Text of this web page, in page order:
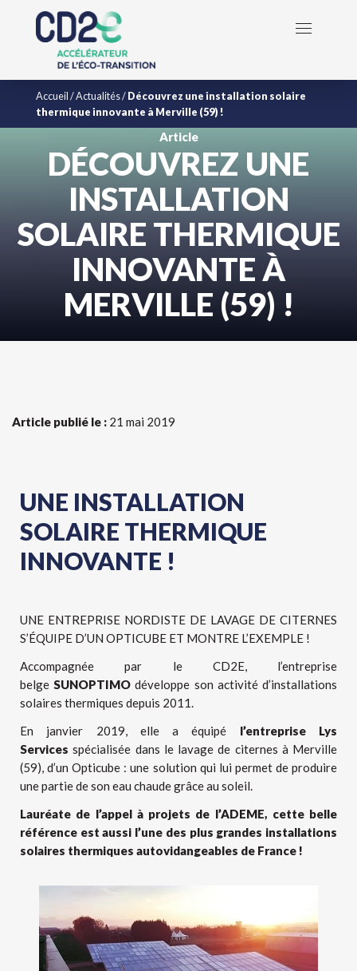
Accueil/Actualités/Découvrez une installation solaire
thermique innovante à Merville (59) !
Article
DÉCOUVREZ UNE
INSTALLATION
SOLAIRE THERMIQUE
INNOVANTE À
MERVILLE (59) !
Article publié le : 21 mai 2019
UNE INSTALLATION
SOLAIRE THERMIQUE
INNOVANTE !
UNE ENTREPRISE NORDISTE DE LAVAGE DE CITERNES
S’ÉQUIPE D’UN OPTICUBE ET MONTRE L’EXEMPLE !
Accompagnée par le CD2E, l’entreprise
belgeSUNOPTIMO développe son activité d’installations
solaires thermiques depuis 2011.
En janvier 2019, elle a équipé l’entreprise Lys
Services spécialisée dans le lavage de citernes à Merville
(59), d’un Opticube : une solution qui lui permet de produire
une partie de son eau chaude grâce au soleil.
Lauréate de l’appel à projets de l’ADEME, cette belle
référence est aussi l’une des plus grandes installations
solaires thermiques autovidangeables de France !